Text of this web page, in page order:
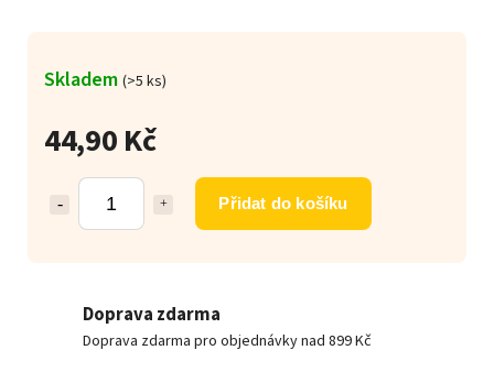
44,90 Kč
Přidat do košíku
Skladem (>5 ks)
Doprava zdarma
Doprava zdarma pro objednávky nad 899 Kč